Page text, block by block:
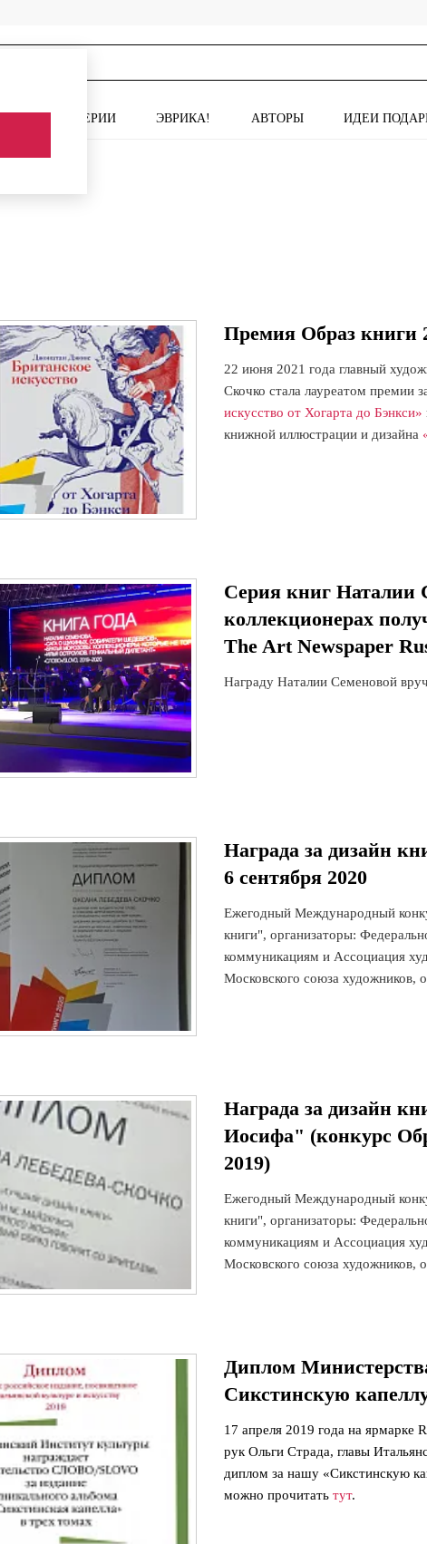
СЕРИИ ЭВРИКА! АВТОРЫ ИДЕИ
Премия Образ книги
22 июня 2021 года главный
Скочко стала лауреатом премии
искусство от Хогарта до Бэнкси»
книжной иллюстрации и дизайна
Серия книг Наталии
коллекционерах
The Art Newspaper
Награду Наталии Семеновой
Награда за дизайн
6 сентября 2020
Ежегодный Международный
книги", организаторы:
коммуникациям и Ассоциация
Московского союза художников,
Награда за дизайн
Иосифа" (конкурс
2019)
Ежегодный Международный
книги", организаторы:
коммуникациям и Ассоциация
Московского союза художников,
Диплом
Сикстинскую
17 апреля 2019 года на ярмарке
рук Ольги Страда, главы
диплом за нашу «Сикстинскую
можно прочитать тут.